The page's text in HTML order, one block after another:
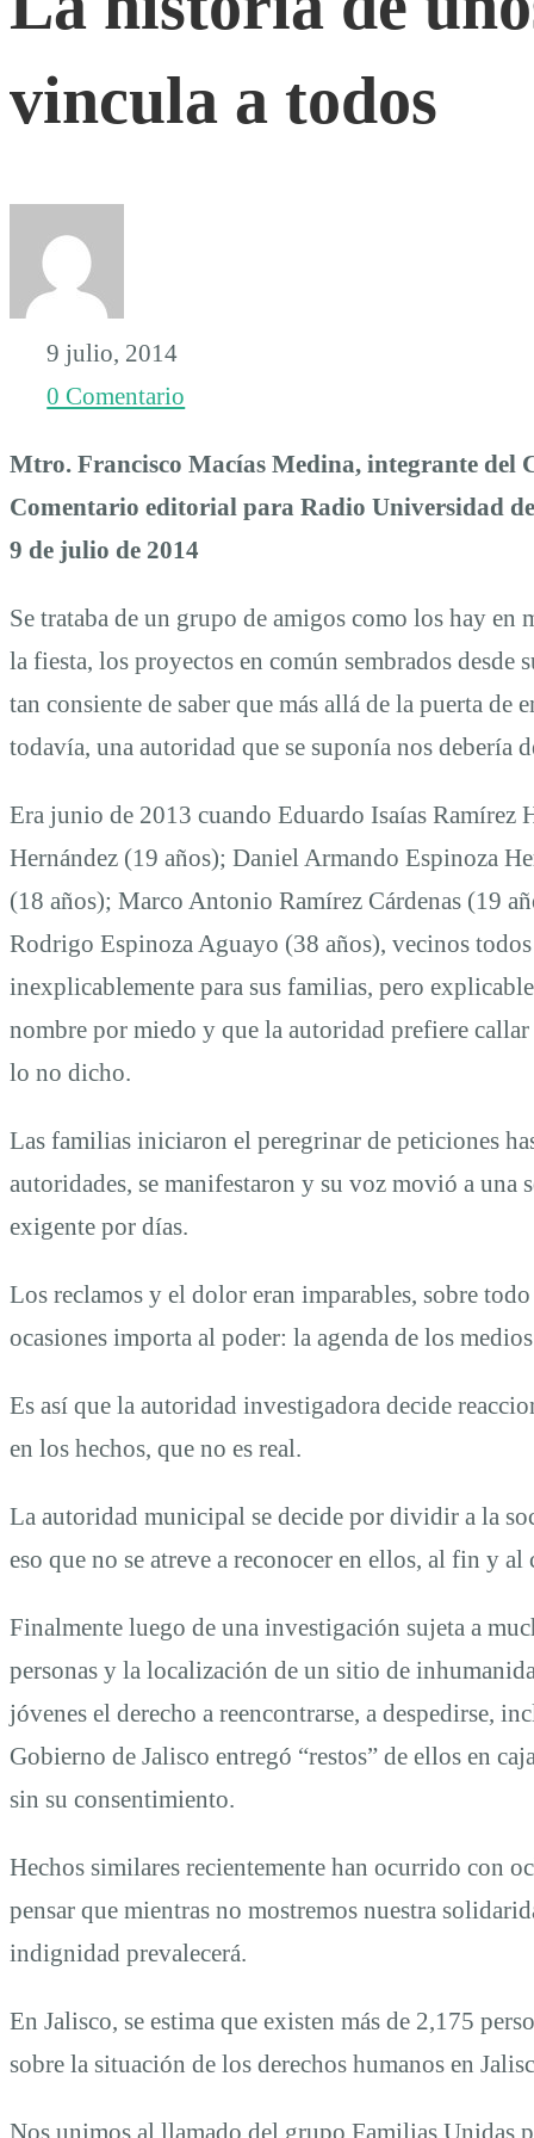
de
unos
jóvenes
que
nos
vincula
a
todos
vincula a todos
9 julio, 2014
0 Comentario
Mtro. Francisco Macías Medina, integrante del
Comentario editorial para Radio Universidad
9 de julio de 2014
Se trataba de un grupo de amigos como los hay en
la fiesta, los proyectos en común sembrados
tan consiente de saber que más allá de la puerta
todavía, una autoridad que se suponía nos debería
Era junio de 2013 cuando Eduardo Isaías Ramírez
Hernández (19 años); Daniel Armando Espinoza
(18 años); Marco Antonio Ramírez Cárdenas (19
Rodrigo Espinoza Aguayo (38 años), vecinos
inexplicablemente para sus familias, pero
nombre por miedo y que la autoridad prefiere
lo no dicho.
Las familias iniciaron el peregrinar de peticiones
autoridades, se manifestaron y su voz movió a
exigente por días.
Los reclamos y el dolor eran imparables, sobre
ocasiones importa al poder: la agenda de los
Es así que la autoridad investigadora decide
en los hechos, que no es real.
La autoridad municipal se decide por dividir a la
eso que no se atreve a reconocer en ellos, al fin y
Finalmente luego de una investigación sujeta a
personas y la localización de un sitio de
jóvenes el derecho a reencontrarse, a despedirse,
Gobierno de Jalisco entregó “restos” de ellos en
sin su consentimiento.
Hechos similares recientemente han ocurrido con
pensar que mientras no mostremos nuestra
indignidad prevalecerá.
En Jalisco, se estima que existen más de 2,175
sobre la situación de los derechos humanos en
Nos unimos al llamado del grupo Familias Unidas